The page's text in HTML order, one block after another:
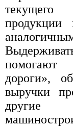
текущего
помогают
дороги»,
выручки